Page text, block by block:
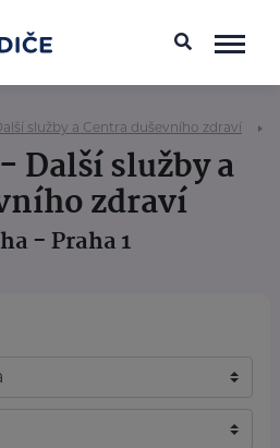
služby a Centra duševního zdraví
Další služby a
zdraví
- Praha 1